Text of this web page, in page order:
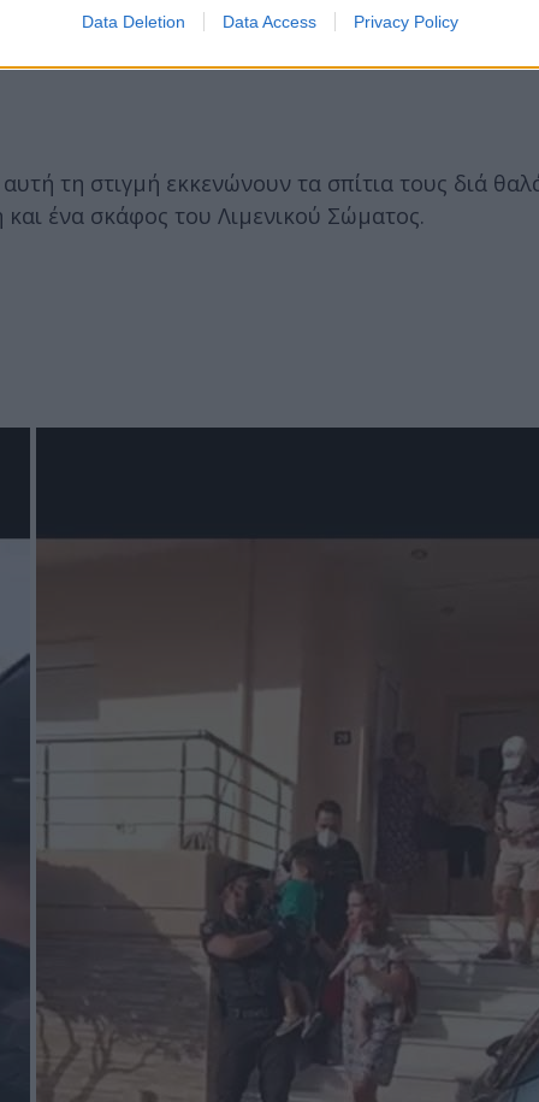
Data Deletion Data Access Privacy Policy
δε, για το ανεξέλεγκτο πύρινο μέτωπο στη
τη στιγμή εκκενώνουν τα σπίτια τους διά
ένα σκάφος του Λιμενικού Σώματος.